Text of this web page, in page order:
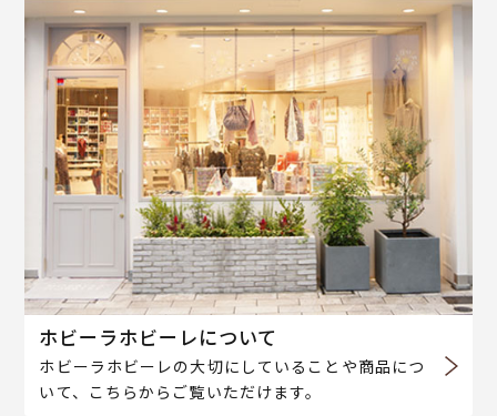
ホビーラホビーレについて
ホビーラホビーレの大切にしていることや商品につ
いて、こちらからご覧いただけます。